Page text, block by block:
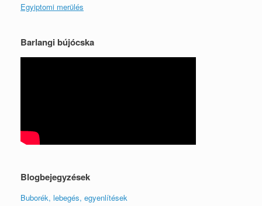
Egyiptomi merülés
Barlangi bújócska
Blogbejegyzések
Buborék, lebegés, egyenlítések